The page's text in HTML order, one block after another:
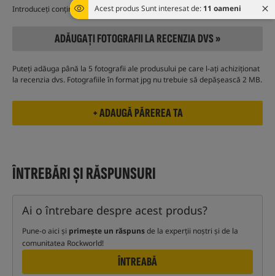
Acest produs Sunt interesat de: 11 oameni
Introduceți conținutul recenziei
ADĂUGAȚI FOTOGRAFII LA RECENZIA DVS »
Puteți adăuga până la 5 fotografii ale produsului pe care l-ați achiziționat
la recenzia dvs. Fotografiile în format jpg nu trebuie să depășească 2 MB.
ÎNTREBĂRI ȘI RĂSPUNSURI
Ai o întrebare despre acest produs?
Pune-o aici și primește un răspunsde la experții noștri și de la
comunitatea Rockworld!
ÎNTREABĂ